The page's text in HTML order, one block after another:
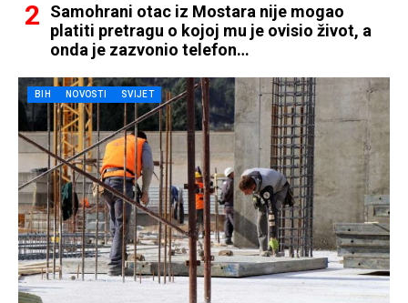
Samohrani otac iz Mostara nije mogao
platiti pretragu o kojoj mu je ovisio život, a
onda je zazvonio telefon…
BIH NOVOSTI SVIJET